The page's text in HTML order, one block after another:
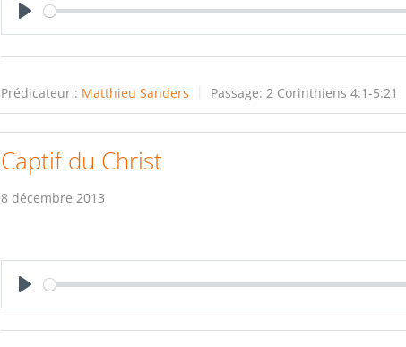
Play
Prédicateur : Matthieu Sanders Passage: 2 Corinthiens 4:1-5:21
Captif du Christ
8 décembre 2013
Play